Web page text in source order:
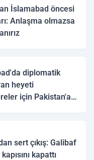
İslamabad öncesi
Anlaşma olmazsa
diplomatik
heyeti
için Pakistan'a
sert çıkış: Galibaf
kapattı